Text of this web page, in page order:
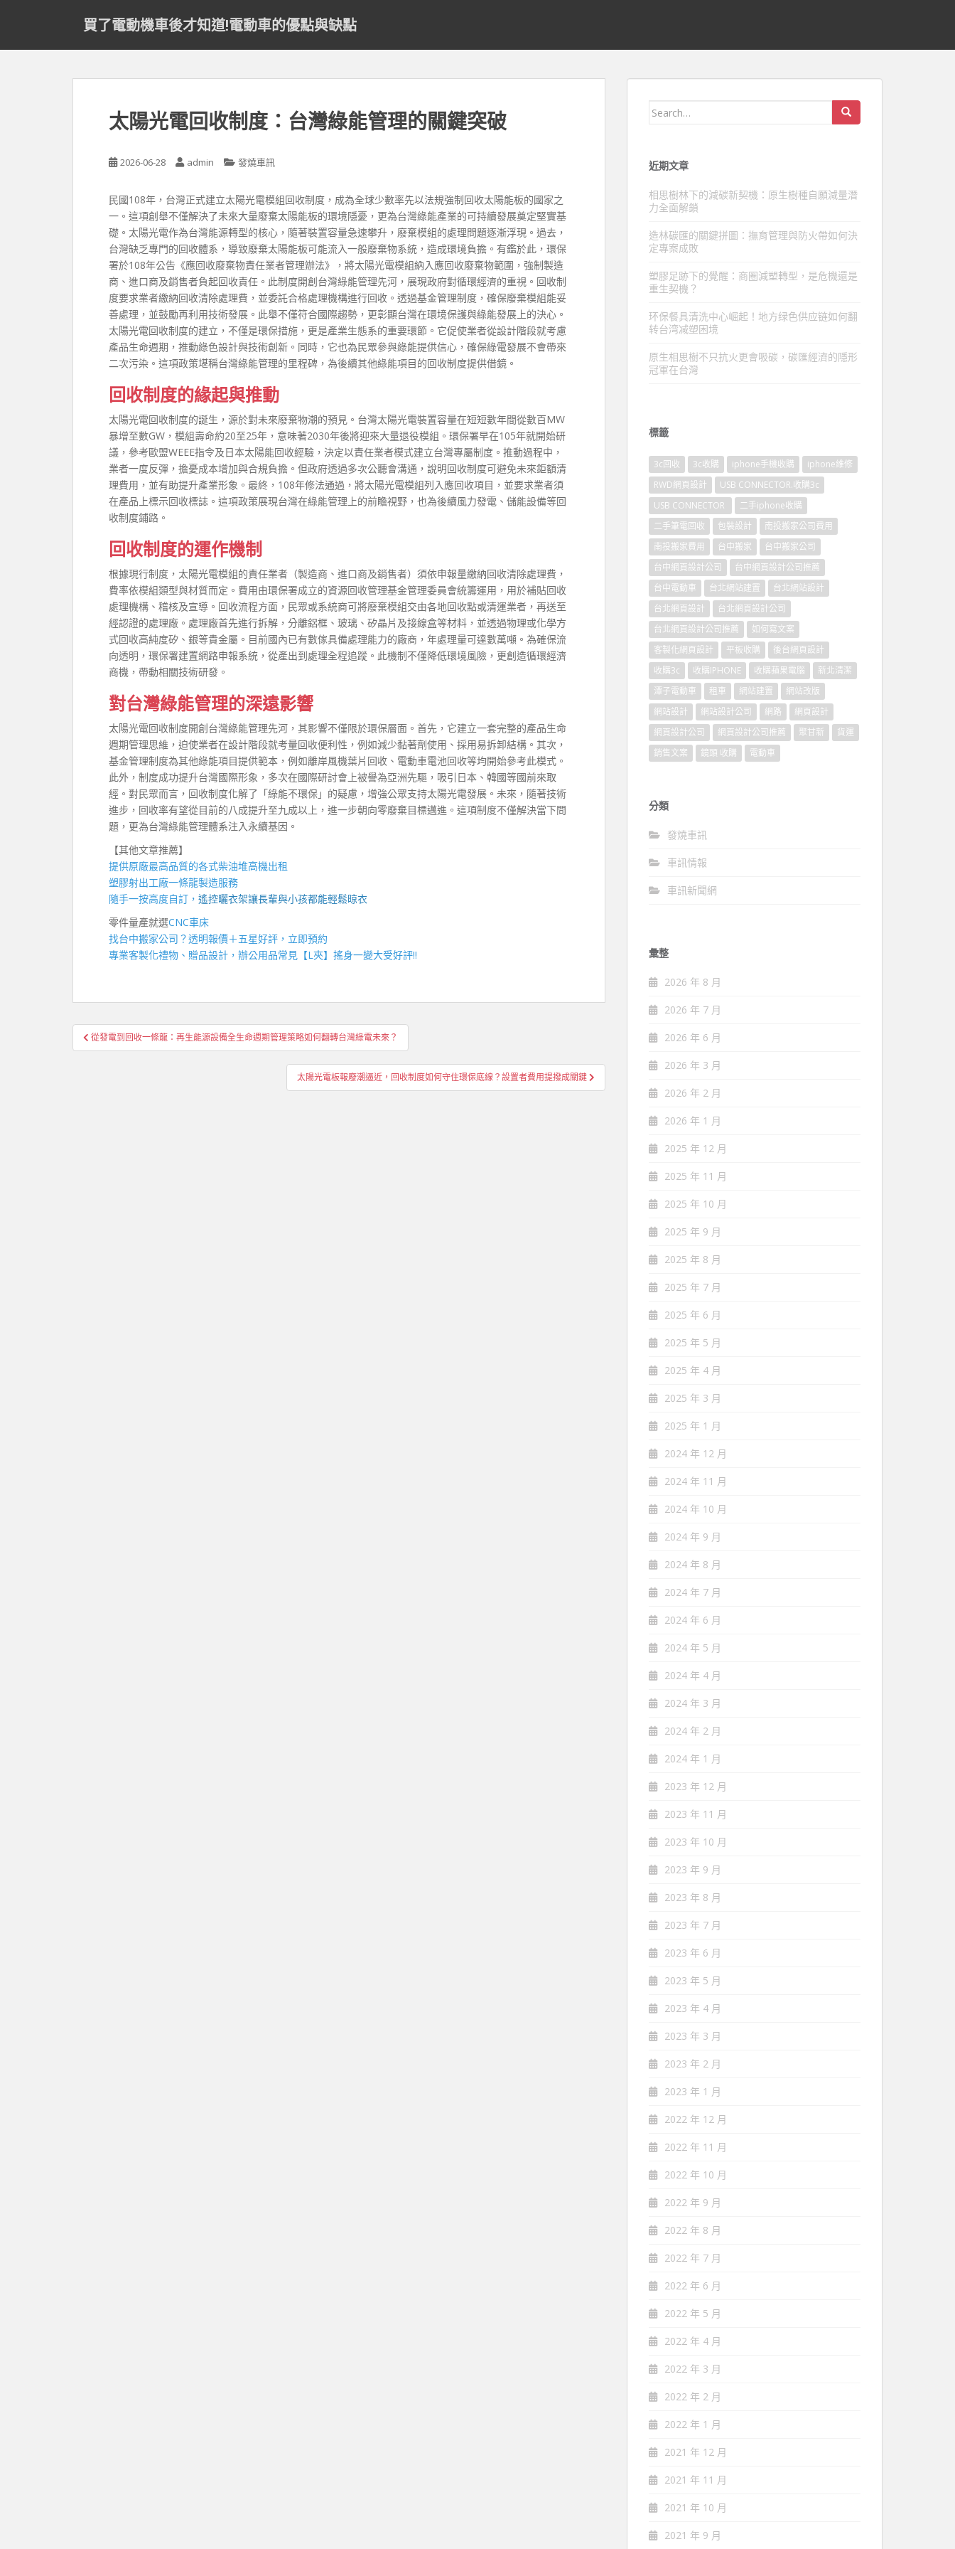
買了電動機車後才知道!電動車的優點與缺點
太陽光電回收制度：台灣綠能管理的關鍵突破
2026-06-28 admin 發燒車訊
民國108年，台灣正式建立太陽光電模組回收制度，成為全球少數率先以法規強制回收太陽能板的國家之
一。這項創舉不僅解決了未來大量廢棄太陽能板的環境隱憂，更為台灣綠能產業的可持續發展奠定堅實基
礎。太陽光電作為台灣能源轉型的核心，隨著裝置容量急速攀升，廢棄模組的處理問題逐漸浮現。過去，
台灣缺乏專門的回收體系，導致廢棄太陽能板可能流入一般廢棄物系統，造成環境負擔。有鑑於此，環保
署於108年公告《應回收廢棄物責任業者管理辦法》，將太陽光電模組納入應回收廢棄物範圍，強制製造
商、進口商及銷售者負起回收責任。此制度開創台灣綠能管理先河，展現政府對循環經濟的重視。回收制
度要求業者繳納回收清除處理費，並委託合格處理機構進行回收。透過基金管理制度，確保廢棄模組能妥
善處理，並鼓勵再利用技術發展。此舉不僅符合國際趨勢，更彰顯台灣在環境保護與綠能發展上的決心。
太陽光電回收制度的建立，不僅是環保措施，更是產業生態系的重要環節。它促使業者從設計階段就考慮
產品生命週期，推動綠色設計與技術創新。同時，它也為民眾參與綠能提供信心，確保綠電發展不會帶來
二次污染。這項政策堪稱台灣綠能管理的里程碑，為後續其他綠能項目的回收制度提供借鏡。
回收制度的緣起與推動
太陽光電回收制度的誕生，源於對未來廢棄物潮的預見。台灣太陽光電裝置容量在短短數年間從數百MW
暴增至數GW，模組壽命約20至25年，意味著2030年後將迎來大量退役模組。環保署早在105年就開始研
議，參考歐盟WEEE指令及日本太陽能回收經驗，決定以責任業者模式建立台灣專屬制度。推動過程中，
業者一度反彈，擔憂成本增加與合規負擔。但政府透過多次公聽會溝通，說明回收制度可避免未來鉅額清
理費用，並有助提升產業形象。最終，108年修法通過，將太陽光電模組列入應回收項目，並要求業者須
在產品上標示回收標誌。這項政策展現台灣在綠能管理上的前瞻視野，也為後續風力發電、儲能設備等回
收制度鋪路。
回收制度的運作機制
根據現行制度，太陽光電模組的責任業者（製造商、進口商及銷售者）須依申報量繳納回收清除處理費，
費率依模組類型與材質而定。費用由環保署成立的資源回收管理基金管理委員會統籌運用，用於補貼回收
處理機構、稽核及宣導。回收流程方面，民眾或系統商可將廢棄模組交由各地回收點或清運業者，再送至
經認證的處理廠。處理廠首先進行拆解，分離鋁框、玻璃、矽晶片及接線盒等材料，並透過物理或化學方
式回收高純度矽、銀等貴金屬。目前國內已有數傢具備處理能力的廠商，年處理量可達數萬噸。為確保流
向透明，環保署建置網路申報系統，從產出到處理全程追蹤。此機制不僅降低環境風險，更創造循環經濟
商機，帶動相關技術研發。
對台灣綠能管理的深遠影響
太陽光電回收制度開創台灣綠能管理先河，其影響不僅限於環保層面。首先，它建立一套完整的產品生命
週期管理思維，迫使業者在設計階段就考量回收便利性，例如減少黏著劑使用、採用易拆卸結構。其次，
基金管理制度為其他綠能項目提供範本，例如離岸風機葉片回收、電動車電池回收等均開始參考此模式。
此外，制度成功提升台灣國際形象，多次在國際研討會上被譽為亞洲先驅，吸引日本、韓國等國前來取
經。對民眾而言，回收制度化解了「綠能不環保」的疑慮，增強公眾支持太陽光電發展。未來，隨著技術
進步，回收率有望從目前的八成提升至九成以上，進一步朝向零廢棄目標邁進。這項制度不僅解決當下問
題，更為台灣綠能管理體系注入永續基因。
【其他文章推薦】
提供原廠最高品質的各式柴油堆高機出租
塑膠射出工廠一條龍製造服務
隨手一按高度自訂， 遙控曬衣架讓長輩與小孩都能輕鬆晾衣
零件量產就選CNC車床
找台中搬家公司 ？透明報價＋五星好評，立即預約
專業客製化禮物、贈品設計，辦公用品常見【L夾】搖身一變大受好評!!
文
章
從發電到回收一條龍：再生能源設備全生命週期管理策略如何翻轉台灣綠電未來？
太陽光電板報廢潮逼近，回收制度如何守住環保底線？設置者費用提撥成關鍵
Search
近期文章
相思樹林下的減碳新契機：原生樹種自願減量潛
力全面解鎖
造林碳匯的關鍵拼圖：撫育管理與防火帶如何決
定專案成敗
塑膠足跡下的覺醒：商圈減塑轉型，是危機還是
重生契機？
环保餐具清洗中心崛起！地方绿色供应链如何翻
转台湾减塑困境
原生相思樹不只抗火更會吸碳，碳匯經濟的隱形
冠軍在台灣
標籤
3c回收 3c收購 iphone手機收購
iphone維修
RWD網頁設計
USB CONNECTOR.收購3c
USB CONNECTOR
二手iphone收購
二手筆電回收
包裝設計
南投搬家公司費用
南投搬家費用
台中搬家
台中搬家公司
台中網頁設計公司
台中網頁設計公司推薦
台中電動車
台北網站建置
台北網站設計
台北網頁設計
台北網頁設計公司
台北網頁設計公司推薦
如何寫文案
客製化網頁設計
平板收購
後台網頁設計
收購3c
收購IPHONE 收購蘋果電腦
新北清潔
潭子電動車
租車 網站建置
網站改版
網站設計
網站設計公司 網路
網頁設計
網頁設計公司
網頁設計公司推薦 聚甘新
貨運
銷售文案
鏡頭 收購 電動車
分類
發燒車訊
車訊情報
車訊新聞網
彙整
2026 年 8 月
2026 年 7 月
2026 年 6 月
2026 年 3 月
2026 年 2 月
2026 年 1 月
2025 年 12 月
2025 年 11 月
2025 年 10 月
2025 年 9 月
2025 年 8 月
2025 年 7 月
2025 年 6 月
2025 年 5 月
2025 年 4 月
2025 年 3 月
2025 年 1 月
2024 年 12 月
2024 年 11 月
2024 年 10 月
2024 年 9 月
2024 年 8 月
2024 年 7 月
2024 年 6 月
2024 年 5 月
2024 年 4 月
2024 年 3 月
2024 年 2 月
2024 年 1 月
2023 年 12 月
2023 年 11 月
2023 年 10 月
2023 年 9 月
2023 年 8 月
2023 年 7 月
2023 年 6 月
2023 年 5 月
2023 年 4 月
2023 年 3 月
2023 年 2 月
2023 年 1 月
2022 年 12 月
2022 年 11 月
2022 年 10 月
2022 年 9 月
2022 年 8 月
2022 年 7 月
2022 年 6 月
2022 年 5 月
2022 年 4 月
2022 年 3 月
2022 年 2 月
2022 年 1 月
2021 年 12 月
2021 年 11 月
2021 年 10 月
2021 年 9 月